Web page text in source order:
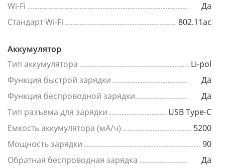
Wi-Fi
Да
Стандарт Wi-Fi
802.11ac
Аккумулятор
Тип аккумулятора
Li-pol
Функция быстрой зарядки
Да
Функция беспроводной зарядки
Да
Тип разъема для зарядки
USB Type-C
Емкость аккумулятора (мА/ч)
5200
Мощность зарядки
90
Обратная беспроводная зарядка
Да